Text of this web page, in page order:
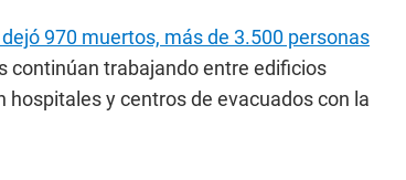
970 muertos, más de 3.500 personas
continúan trabajando entre edificios
y centros de evacuados con la